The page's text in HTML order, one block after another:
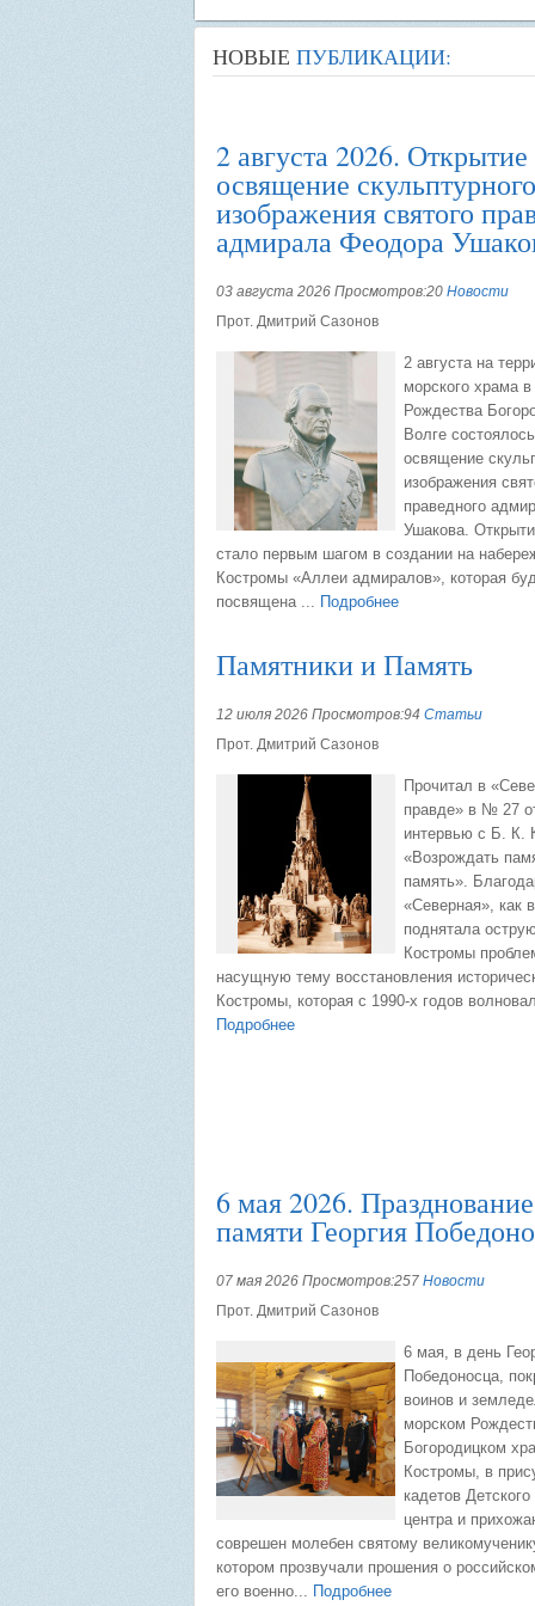
НОВЫЕ ПУБЛИКАЦИИ:
2 августа 2026.
освящение скульптурного
изображения святого
адмирала Феодора
03 августа 2026 Просмотров:20 Новости
Прот. Дмитрий Сазонов
2 августа на
морского храма в
Рождества
Волге
освящение
изображения
праведного
Ушакова.
стало первым шагом в создании на
Костромы «Аллеи адмиралов», которая
посвящена ... Подробнее
Памятники и Память
12 июля 2026 Просмотров:94 Статьи
Прот. Дмитрий Сазонов
Прочитал в
правде» в № 27
интервью с Б. К.
«Возрождать
память».
«Северная», как
поднятала
Костромы
насущную тему восстановления
Костромы, которая с 1990-х годов
Подробнее
6 мая 2026.
памяти Георгия
07 мая 2026 Просмотров:257 Новости
Прот. Дмитрий Сазонов
6 мая, в день
Победоносца,
воинов и
морском
Богородицком
Костромы, в
кадетов
центра и
соврешен молебен святому
котором прозвучали прошения о
его военно... Подробнее